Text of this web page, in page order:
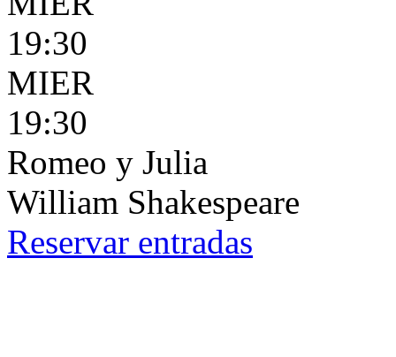
19:30
MIER
19:30
Romeo y Julia
William Shakespeare
Reservar entradas